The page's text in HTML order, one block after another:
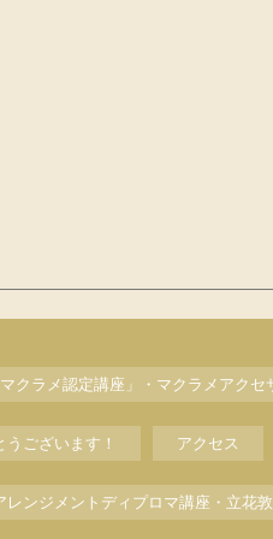
クラメ認定講座」・マクラメアクセ
ございます！ アクセス
レンジメントディプロマ講座・立花